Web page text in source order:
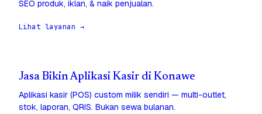
SEO produk, iklan, & naik penjualan.
Lihat layanan →
Jasa Bikin Aplikasi Kasir di Konawe
Aplikasi kasir (POS) custom milik sendiri — multi-outlet,
stok, laporan, QRIS. Bukan sewa bulanan.